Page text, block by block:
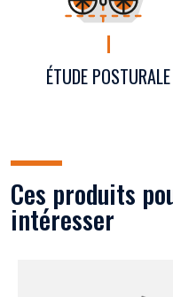
ÉTUDE POSTURALE
Ces produits
intéresser